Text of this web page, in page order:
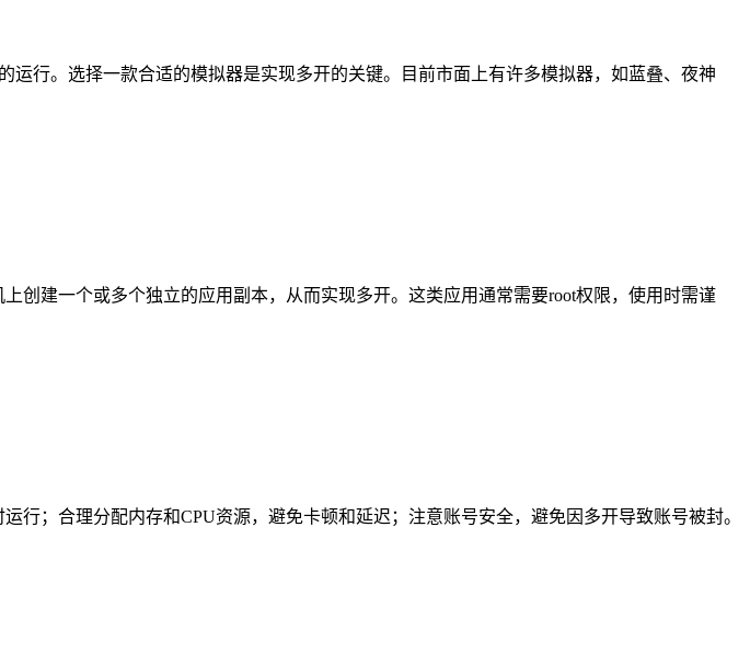
行。选择一款合适的模拟器是实现多开的关键。目前市面上有许多模拟器，如蓝叠、夜神
创建一个或多个独立的应用副本，从而实现多开。这类应用通常需要root权限，使用时需谨
；合理分配内存和CPU资源，避免卡顿和延迟；注意账号安全，避免因多开导致账号被封。